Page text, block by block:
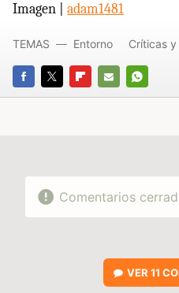
Imagen | adam1481
FACEBOOK
TWITTERFLIPBOARD
E-
TEMAS Entorno Críticas
Comentarios
VER11